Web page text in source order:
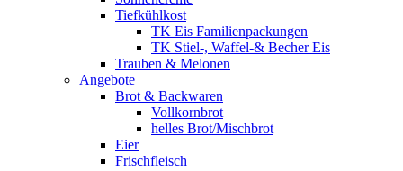
Tiefkühlkost
TK Eis Familienpackungen
TK Stiel-, Waffel-& Becher Eis
Trauben & Melonen
Angebote
Brot & Backwaren
Vollkornbrot
helles Brot/Mischbrot
Eier
Frischfleisch